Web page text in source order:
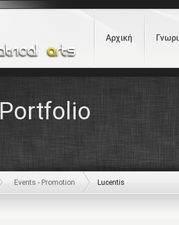
Αρχική
Portfolio
Events - Promotion Lucentis